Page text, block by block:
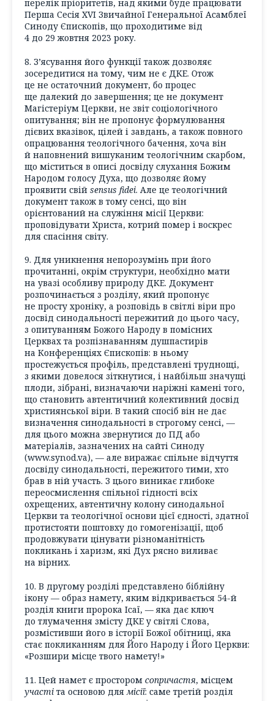
перелік пріоритетів, над якими буде працювати
Перша Сесія XVI Звичайної Генеральної Асамблеї
Синоду Єпископів, що проходитиме від
4 до 29 жовтня 2023 року.
8. З’ясування його функції також дозволяє
зосередитися на тому, чим не є ДКЕ. Отож
це не остаточний документ, бо процес
ще далекий до завершення; це не документ
Магістеріум Церкви, не звіт соціологічного
опитування; він не пропонує формулювання
дієвих вказівок, цілей і завдань, а також повного
опрацювання теологічного бачення, хоча він
й наповнений вишуканим теологічним скарбом,
що міститься в описі досвіду слухання Божим
Народом голосу Духа, що дозволяє йому
проявити свій sensus fidei. Але це теологічний
документ також в тому сенсі, що він
орієнтований на служіння місії Церкви:
проповідувати Христа, котрий помер і воскрес
для спасіння світу.
9. Для уникнення непорозумінь при його
прочитанні, окрім структури, необхідно мати
на увазі особливу природу ДКЕ. Документ
розпочинається з розділу, який пропонує
не просту хроніку, а розповідь в світлі віри про
досвід синодальності пережитий до цього часу,
з опитуванням Божого Народу в помісних
Церквах та розпізнаванням душпастирів
на Конференціях Єпископів: в ньому
простежується профіль, представлені труднощі,
з якими довелося зіткнутися, і найбільш значущі
плоди, зібрані, визначаючи наріжні камені того,
що становить автентичний колективний досвід
християнської віри. В такий спосіб він не дає
визначення синодальності в строгому сенсі, —
для цього можна звернутися до ПД або
матеріалів, зазначених на сайті Синоду
(www.synod.va), — але виражає спільне відчуття
досвіду синодальності, пережитого тими, хто
брав в ній участь. З цього виникає глибоке
переосмислення спільної гідності всіх
охрещених, автентичну колону синодальної
Церкви та теологічної основи цієї єдності, здатної
протистояти поштовху до гомогенізації, щоб
продовжувати цінувати різноманітність
покликань і харизм, які Дух рясно виливає
на вірних.
10. В другому розділі представлено біблійну
ікону — образ намету, яким відкривається 54-й
розділ книги пророка Ісаї, — яка дає ключ
до тлумачення змісту ДКЕ у світлі Слова,
розмістивши його в історії Божої обітниці, яка
стає покликанням для Його Народу і Його Церкви:
«Розшири місце твого намету!»
11. Цей намет є простором сопричастя, місцем
участі та основою для місії: саме третій розділ